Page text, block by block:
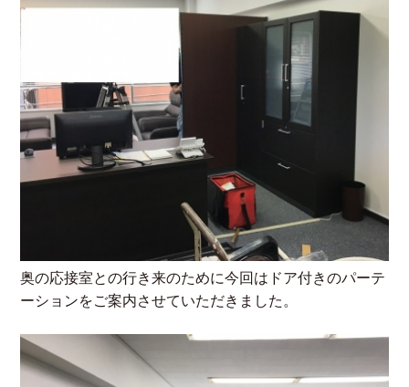
奥の応接室との行き来のために今回はドア付きのパーテ
ーションをご案内させていただきました。